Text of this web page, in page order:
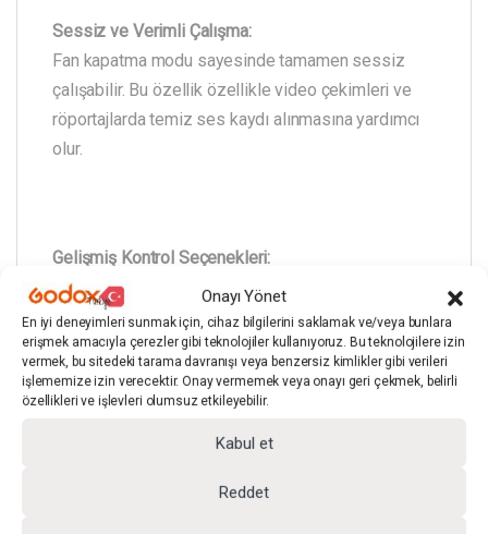
Onayı Yönet
En iyi deneyimleri sunmak için, cihaz bilgilerini saklamak ve/veya bunlara
erişmek amacıyla çerezler gibi teknolojiler kullanıyoruz. Bu teknolojilere izin
vermek, bu sitedeki tarama davranışı veya benzersiz kimlikler gibi verileri
işlememize izin verecektir. Onay vermemek veya onayı geri çekmek, belirli
özellikleri ve işlevleri olumsuz etkileyebilir.
Kabul et
Reddet
Sessiz ve Verimli Çalışma:
Fan kapatma modu sayesinde tamamen sessiz
çalışabilir. Bu özellik özellikle video çekimleri ve
röportajlarda temiz ses kaydı alınmasına yardımcı
olur.
Gelişmiş Kontrol Seçenekleri:
Cihaz; dahili kontrol paneli, mobil uygulama,
DMX512 ve uzaktan kumanda (opsiyonel) ile
yönetilebilir. Bu sayede ışık ayarlarını uzaktan
kolayca kontrol edebilir ve çoklu ışık sistemleriyle
senkronize çalışabilirsiniz.